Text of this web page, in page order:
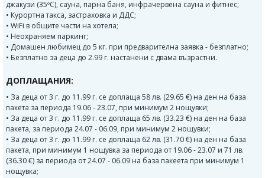
джакузи (35ºС), сауна, парна баня, инфрачервена сауна и фитнес;
• Курортна такса, застраховка и ДДС;
• WiFi в общите части на хотела;
• Неохраняем паркинг;
• Домашен любимец до 5 кг. при предварителна заявка - безплатно;
• Безплатно за деца до 2.99 г. настанени с двама възрастни.
ДОПЛАЩАНИЯ:
• За деца от 3 г. до 11.99 г. се доплаща 58 лв. (29.65 €) на ден на база
пакета за периода 19.06 - 23.07, при минимум 2 нощувки;
• За деца от 3 г. до 11.99 г. се доплаща 65 лв. (33.23 €) на ден на база
пакета, за периода 24.07 - 06.09, при минимум 2 нощувки;
• За деца от 3 г. до 11.99 г. се доплаща 62 лв. (31.70 €) на ден на база
пакета, при минимум 1 нощувка за периода от 19.06 - 23.07 и 71 лв.
(36.30 €) за периода от 24.07 - 06.09 на база пакеета при минимум 1
нощувка;